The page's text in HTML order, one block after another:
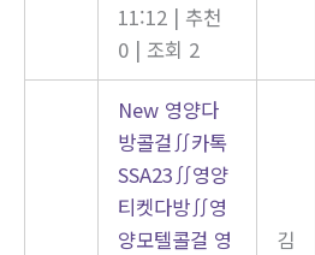
11:12 | 추천
0 | 조회 2
New 영양다
방콜걸∬카톡
SSA23∬영양
티켓다방∬영
양모텔콜걸 영
김